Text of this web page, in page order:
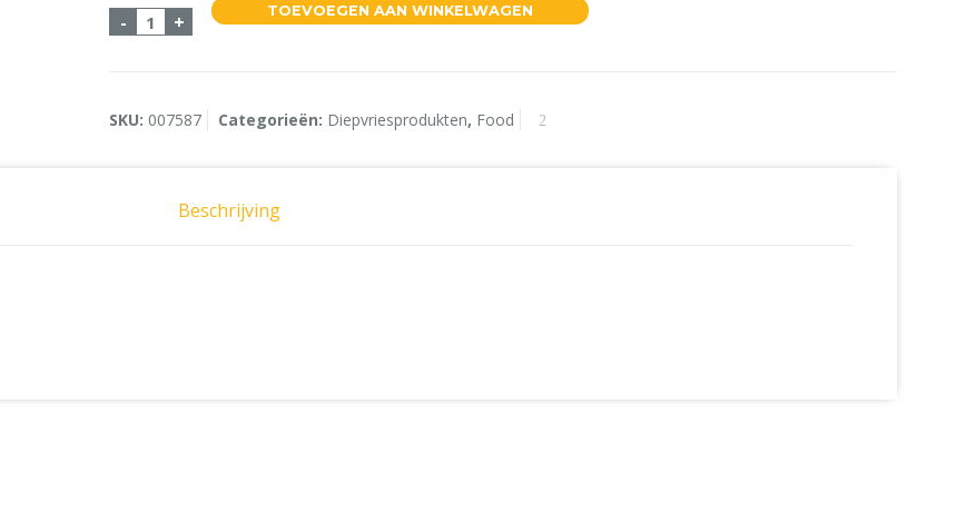
- Kaassoufflé Mini 100x25 KB aantal
+ TOEVOEGEN AAN WINKELWAGEN
SKU: 007587 Categorieën: Diepvriesprodukten, Food
Beschrijving